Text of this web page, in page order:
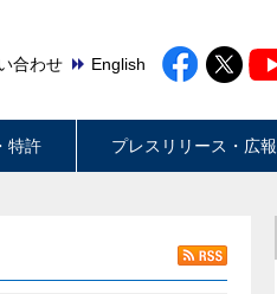
合わせ English
特許 プレスリリース・広報